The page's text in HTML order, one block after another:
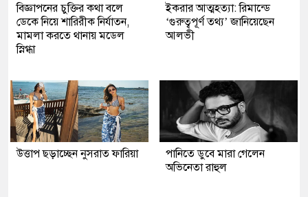
বিজ্ঞাপনের চুক্তির কথা বলে
ডেকে নিয়ে শারিরীক নির্যাতন,
মামলা করতে থানায় মডেল
স্নিগ্ধা
ইকরার আত্মহত্যা: রিমান্ডে
‘গুরুত্বপূর্ণ তথ্য’ জানিয়েছেন
আলভী
উত্তাপ ছড়াচ্ছেন নুসরাত ফারিয়া
পানিতে ডুবে মারা গেলেন
অভিনেতা রাহুল